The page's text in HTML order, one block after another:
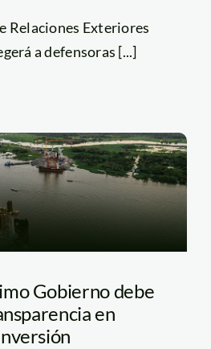
Relaciones Exteriores
a defensoras [...]
Gobierno debe
en